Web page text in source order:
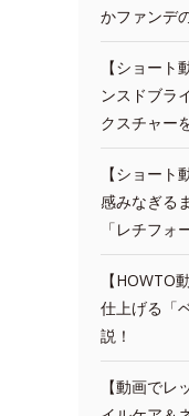
かファンデ
【ショー
ンスドブラ
クスチャー
【ショー
感みなぎる
「レチフォ
【HOWTO
仕上げる「
説！
【動画で